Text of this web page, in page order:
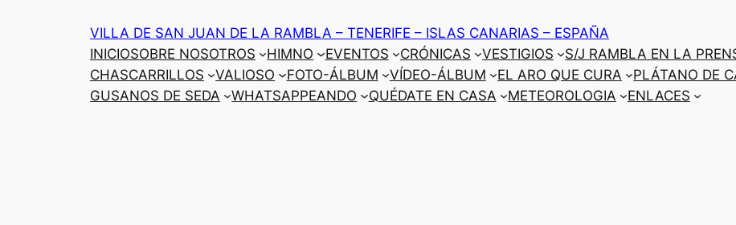
VILLA DE SAN JUAN DE LA RAMBLA – TENERIFE – ISLAS CANARIAS – ESPAÑA
INICIOSOBRE NOSOTROS HIMNO EVENTOS CRÓNICAS VESTIGIOS S/J RAMBLA EN LA
CHASCARRILLOS
VALIOSO FOTO-ÁLBUM VÍDEO-ÁLBUM EL ARO QUE CURA PLÁTANO DE
GUSANOS DE SEDA
WHATSAPPEANDO QUÉDATE EN CASA METEOROLOGIA ENLACES